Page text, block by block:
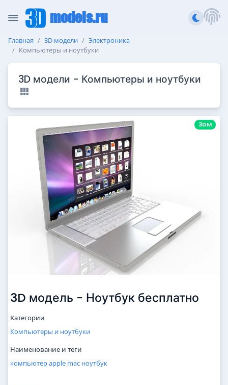
models.ru
Главная 3D модели
Электроника
Компьютеры и ноутбуки
3D модели - Компьютеры и ноутбуки
3DM
3D модель - Ноутбук бесплатно
Категории
Компьютеры и ноутбуки
Наименование и теги
компьютерapple mac ноутбук